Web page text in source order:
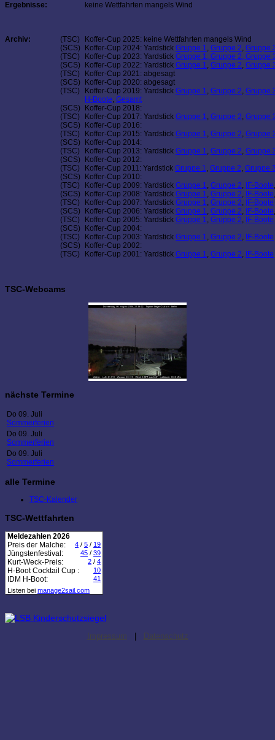
Ergebnisse:
keine Wettfahrten mangels Wind
Archiv:
(TSC)
(SCS)
(TSC)
(SCS)
(TSC)
(SCS)
(TSC)
(SCS)
(TSC)
(SCS)
(TSC)
(SCS)
(TSC)
(SCS)
(TSC)
(SCS)
(TSC)
(SCS)
(TSC)
(SCS)
(TSC)
(SCS)
(TSC)
(SCS)
(TSC)
Koffer-Cup 2025: keine Wettfahrten mangels Wind
Koffer-Cup 2024: Yardstick Gruppe 1, Gruppe 2, Gruppe
Koffer-Cup 2023: Yardstick Gruppe 1, Gruppe 2, Gruppe
Koffer-Cup 2022: Yardstick Gruppe 1, Gruppe 2, Gruppe
Koffer-Cup 2021: abgesagt
Koffer-Cup 2020: abgesagt
Koffer-Cup 2019: Yardstick Gruppe 1, Gruppe 2, Gruppe
H-Boote, Gesamt
Koffer-Cup 2018:
Koffer-Cup 2017: Yardstick Gruppe 1, Gruppe 2, Gruppe
Koffer-Cup 2016:
Koffer-Cup 2015: Yardstick Gruppe 1, Gruppe 2, Gruppe
Koffer-Cup 2014:
Koffer-Cup 2013: Yardstick Gruppe 1, Gruppe 2, Gruppe
Koffer-Cup 2012:
Koffer-Cup 2011: Yardstick Gruppe 1, Gruppe 2, Gruppe
Koffer-Cup 2010:
Koffer-Cup 2009: Yardstick Gruppe 1, Gruppe 2, IF-Boote
Koffer-Cup 2008: Yardstick Gruppe 1, Gruppe 2, IF-Boote
Koffer-Cup 2007: Yardstick Gruppe 1, Gruppe 2, IF-Boote
Koffer-Cup 2006: Yardstick Gruppe 1, Gruppe 2, IF-Boote
Koffer-Cup 2005: Yardstick Gruppe 1, Gruppe 2, IF-Boote
Koffer-Cup 2004:
Koffer-Cup 2003: Yardstick Gruppe 1, Gruppe 2, IF-Boote
Koffer-Cup 2002:
Koffer-Cup 2001: Yardstick Gruppe 1, Gruppe 2, IF-Boote
TSC-Webcams
nächste Termine
Do 09. Juli
Sommerferien
Do 09. Juli
Sommerferien
Do 09. Juli
Sommerferien
alle Termine
TSC-Kalender
TSC-Wettfahrten
Meldezahlen 2026
Preis der Malche:
4 / 5 / 19
Jüngstenfestival: 45 / 39
Kurt-Weck-Preis: 2 / 4
H-Boot Cocktail Cup : 10
IDM H-Boot:
41
Listen bei manage2sail.com
Impressum | Datenschutz